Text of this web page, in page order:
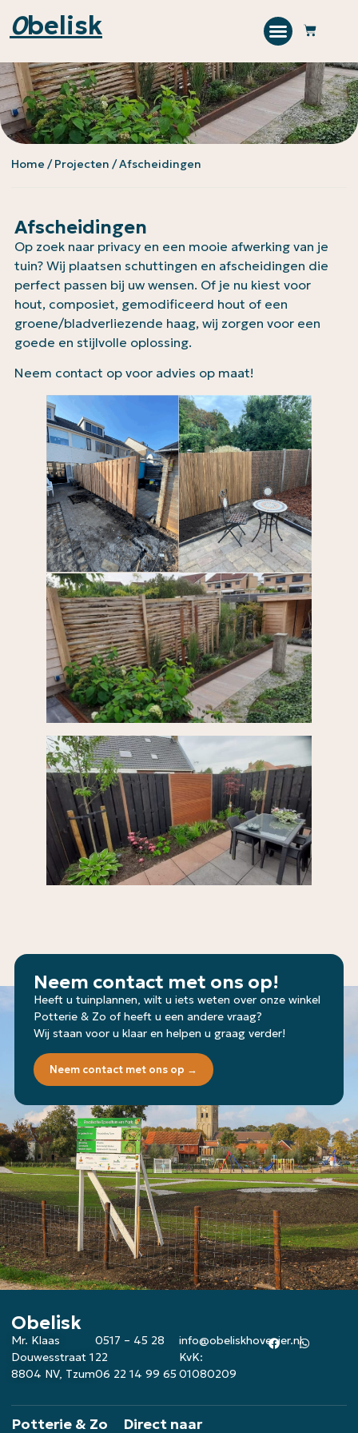
0belisk
Home /Projecten / Afscheidingen
Afscheidingen
Op zoek naar privacy en een mooie afwerking van je
tuin? Wij plaatsen schuttingen en afscheidingen die
perfect passen bij uw wensen. Of je nu kiest voor
hout, composiet, gemodificeerd hout of een
groene/bladverliezende haag, wij zorgen voor een
goede en stijlvolle oplossing.
Neem contact op voor advies op maat!
Neem contact met ons op!
Heeft u tuinplannen, wilt u iets weten over onze winkel
Potterie & Zo of heeft u een andere vraag?
Wij staan voor u klaar en helpen u graag verder!
Neem contact met ons op →
Obelisk
Mr. Klaas
Douwesstraat 1
8804 NV, Tzum
0517 – 45 28
22
06 22 14 99 65
info@obeliskhovenier.nl
KvK:
01080209
Potterie & Zo Direct naar